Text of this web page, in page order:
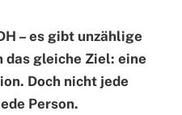
– es gibt unzählige
gleiche Ziel: eine
Doch nicht jede
Person.